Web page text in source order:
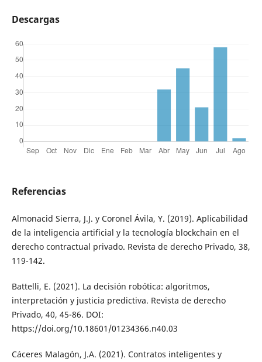
Descargas
Referencias
Almonacid Sierra, J.J. y Coronel Ávila, Y. (2019). Aplicabilidad
de la inteligencia artificial y la tecnología blockchain en el
derecho contractual privado. Revista de derecho Privado, 38,
119-142.
Battelli, E. (2021). La decisión robótica: algoritmos,
interpretación y justicia predictiva. Revista de derecho
Privado, 40, 45-86. DOI:
https://doi.org/10.18601/01234366.n40.03
Cáceres Malagón, J.A. (2021). Contratos inteligentes y